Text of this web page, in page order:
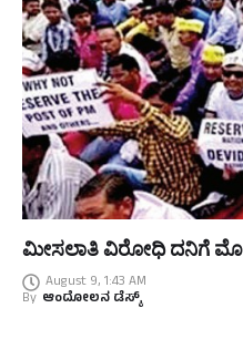
ಮೀಸಲಾತಿ ವಿರೋಧಿ ದನಿಗೆ
August 9, 1:43 AM
By ಆಂದೋಲನ ಡೆಸ್ಕ್